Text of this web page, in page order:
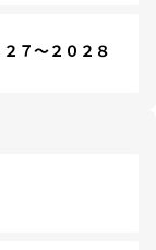
７～２０２８